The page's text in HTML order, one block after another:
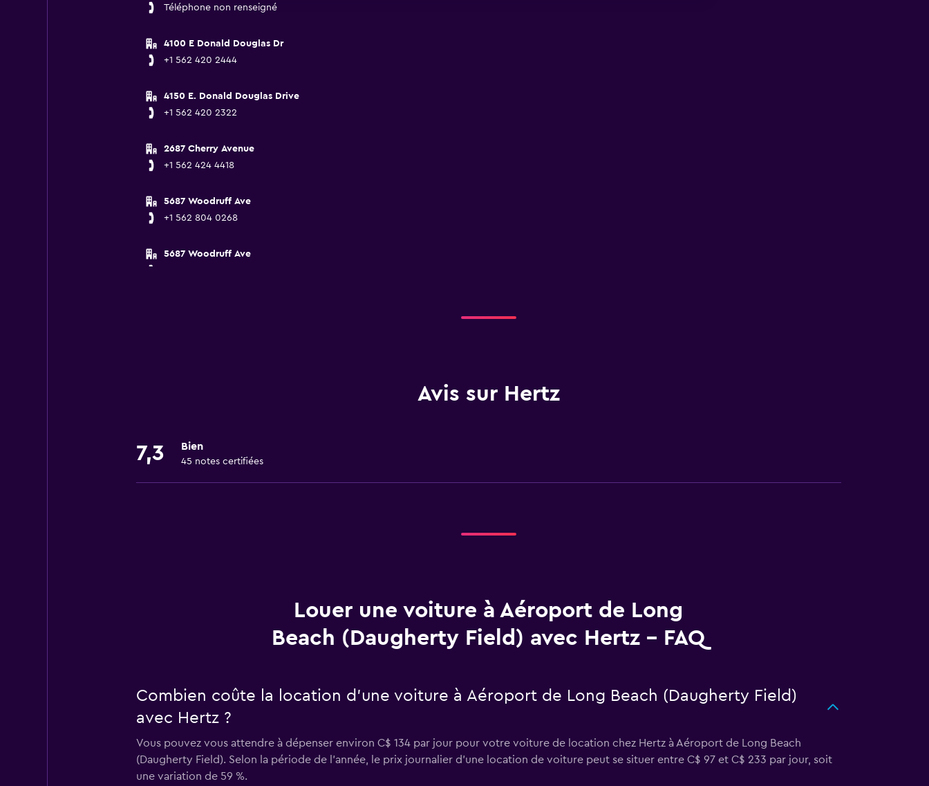
Téléphone non renseigné
4100 E Donald Douglas Dr
+1 562 420 2444
4150 E. Donald Douglas Drive
+1 562 420 2322
2687 Cherry Avenue
+1 562 424 4418
5687 Woodruff Ave
+1 562 804 0268
5687 Woodruff Ave
Avis sur Hertz
7,3 Bien
45 notes certifiées
Louer une voiture à Aéroport de Long
Beach (Daugherty Field) avec Hertz - FAQ
Combien coûte la location d’une voiture à Aéroport de Long Beach (Daugherty Field)
avec Hertz ?
Vous pouvez vous attendre à dépenser environ C$ 134 par jour pour votre voiture de location chez Hertz à Aéroport de Long Beach
(Daugherty Field). Selon la période de l’année, le prix journalier d'une location de voiture peut se situer entre C$ 97 et C$ 233 par jour, soit
une variation de 59 %.